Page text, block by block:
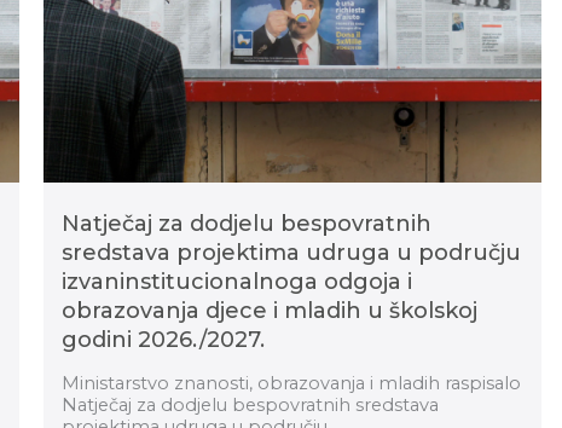
Natječaj za dodjelu bespovratnih
sredstava projektima udruga u području
izvaninstitucionalnoga odgoja i
obrazovanja djece i mladih u školskoj
godini 2026./2027.
Ministarstvo znanosti, obrazovanja i mladih raspisalo
Natječaj za dodjelu bespovratnih sredstava